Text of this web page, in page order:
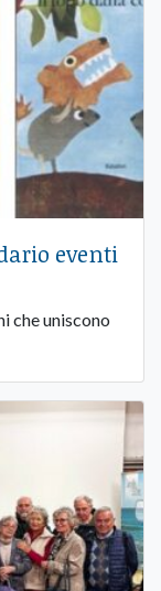
eventi
che uniscono